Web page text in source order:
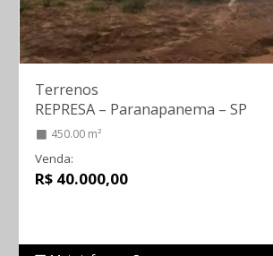
Terrenos
REPRESA– Paranapanema – SP
450.00 m²
Venda:
R$ 40.000,00